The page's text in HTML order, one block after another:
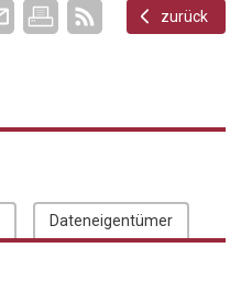
zurück
Dateneigentümer